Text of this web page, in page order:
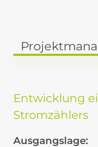
Entwicklung
Stromzählers
Ausgangslage: